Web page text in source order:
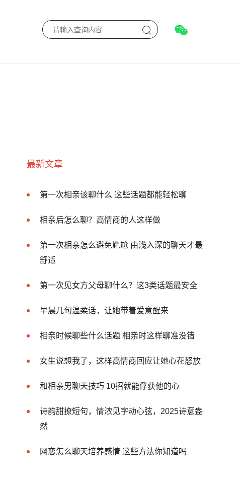
最新文章
第一次相亲该聊什么 这些话题都能轻松聊
相亲后怎么聊？高情商的人这样做
第一次相亲怎么避免尴尬 由浅入深的聊天才最
舒适
第一次见女方父母聊什么？这3类话题最安全
早晨几句温柔话，让她带着爱意醒来
相亲时候聊些什么话题 相亲时这样聊准没错
女生说想我了，这样高情商回应让她心花怒放
和相亲男聊天技巧 10招就能俘获他的心
诗韵甜撩短句，情浓见字动心弦，2025诗意盎
然
网恋怎么聊天培养感情 这些方法你知道吗